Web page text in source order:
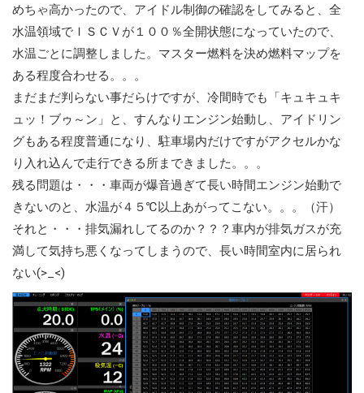
めちゃ高かったので、アイドル制御の確認をしてみると、全
水温領域でＩＳＣＶが１００％全開状態になっていたので、
水温ごとに調整しました。マスター燃料を決め燃料マップを
ある程度合わせる。。。
まだまだ判らない事だらけですが、冷間時でも「キュキュキ
ュッ！ブゥ～ン」と、すんなりエンジン始動し、アイドリン
グもある程度普通になり、駐車場内だけですがアクセルかな
り入れ込んで走行できる所まできました。。。
残る問題は・・・車両が爆音過ぎて長い時間エンジン始動で
きないのと、水温が４５℃以上あがってこない。。。（汗）
それと・・・排気漏れしてるのか？？？車内が排気ガスが充
満して気持ち悪くなってしまうので、長い時間室内に居られ
ない(>_<)